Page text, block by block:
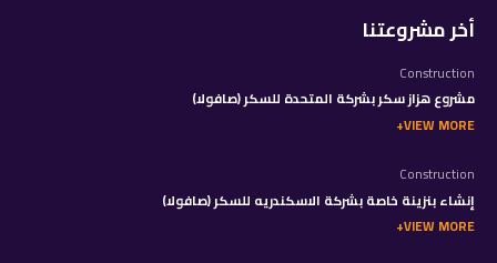
أخر مشروعتنا
Construction
مشروع هزاز سكر بشركة المتحدة للسكر (صافولا)
VIEW MORE
Construction
إنشاء بنزينة خاصة بشركة الاسكندريه للسكر (صافولا)
VIEW MORE